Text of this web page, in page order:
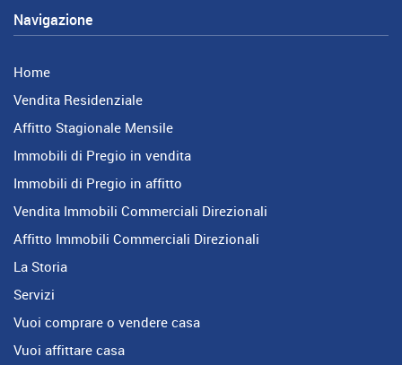
Navigazione
Home
Vendita Residenziale
Affitto Stagionale Mensile
Immobili di Pregio in vendita
Immobili di Pregio in affitto
Vendita Immobili Commerciali Direzionali
Affitto Immobili Commerciali Direzionali
La Storia
Servizi
Vuoi comprare o vendere casa
Vuoi affittare casa